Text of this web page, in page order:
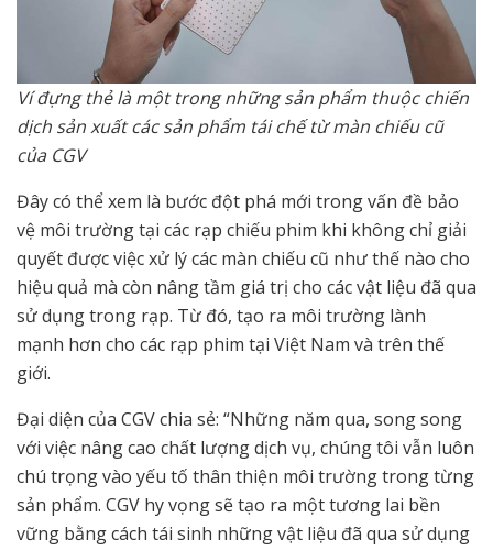
Ví đựng thẻ là một trong những sản phẩm thuộc chiến
dịch sản xuất các sản phẩm tái chế từ màn chiếu cũ
của CGV
Đây có thể xem là bước đột phá mới trong vấn đề bảo
vệ môi trường tại các rạp chiếu phim khi không chỉ giải
quyết được việc xử lý các màn chiếu cũ như thế nào cho
hiệu quả mà còn nâng tầm giá trị cho các vật liệu đã qua
sử dụng trong rạp. Từ đó, tạo ra môi trường lành
mạnh hơn cho các rạp phim tại Việt Nam và trên thế
giới.
Đại diện của CGV chia sẻ: “Những năm qua, song song
với việc nâng cao chất lượng dịch vụ, chúng tôi vẫn luôn
chú trọng vào yếu tố thân thiện môi trường trong từng
sản phẩm. CGV hy vọng sẽ tạo ra một tương lai bền
vững bằng cách tái sinh những vật liệu đã qua sử dụng